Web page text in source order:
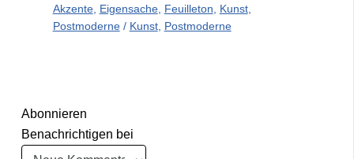
Akzente, Eigensache, Feuilleton, Kunst,
Postmoderne/ Kunst, Postmoderne
Abonnieren
Benachrichtigen bei